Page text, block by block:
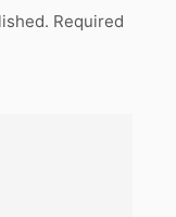
Required